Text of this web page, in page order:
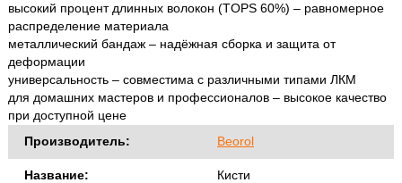
высокий процент длинных волокон (TOPS 60%) – равномерное
распределение материала
металлический бандаж – надёжная сборка и защита от
деформации
универсальность – совместима с различными типами ЛКМ
для домашних мастеров и профессионалов – высокое качество
при доступной цене
Производитель:
Beorol
Название: Кисти